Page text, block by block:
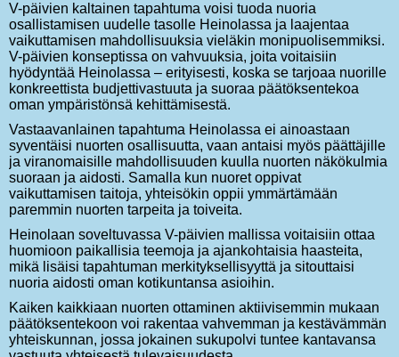
V-päivien kaltainen tapahtuma voisi tuoda nuoria
osallistamisen uudelle tasolle Heinolassa ja laajentaa
vaikuttamisen mahdollisuuksia vieläkin monipuolisemmiksi.
V-päivien konseptissa on vahvuuksia, joita voitaisiin
hyödyntää Heinolassa – erityisesti, koska se tarjoaa nuorille
konkreettista budjettivastuuta ja suoraa päätöksentekoa
oman ympäristönsä kehittämisestä.
Vastaavanlainen tapahtuma Heinolassa ei ainoastaan
syventäisi nuorten osallisuutta, vaan antaisi myös päättäjille
ja viranomaisille mahdollisuuden kuulla nuorten näkökulmia
suoraan ja aidosti. Samalla kun nuoret oppivat
vaikuttamisen taitoja, yhteisökin oppii ymmärtämään
paremmin nuorten tarpeita ja toiveita.
Heinolaan soveltuvassa V-päivien mallissa voitaisiin ottaa
huomioon paikallisia teemoja ja ajankohtaisia haasteita,
mikä lisäisi tapahtuman merkityksellisyyttä ja sitouttaisi
nuoria aidosti oman kotikuntansa asioihin.
Kaiken kaikkiaan nuorten ottaminen aktiivisemmin mukaan
päätöksentekoon voi rakentaa vahvemman ja kestävämmän
yhteiskunnan, jossa jokainen sukupolvi tuntee kantavansa